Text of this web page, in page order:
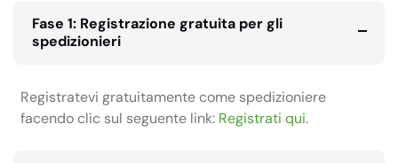
Fase 1: Registrazione gratuita per gli
spedizionieri
Registratevi gratuitamente come spedizioniere
facendo clic sul seguente link: Registrati qui.